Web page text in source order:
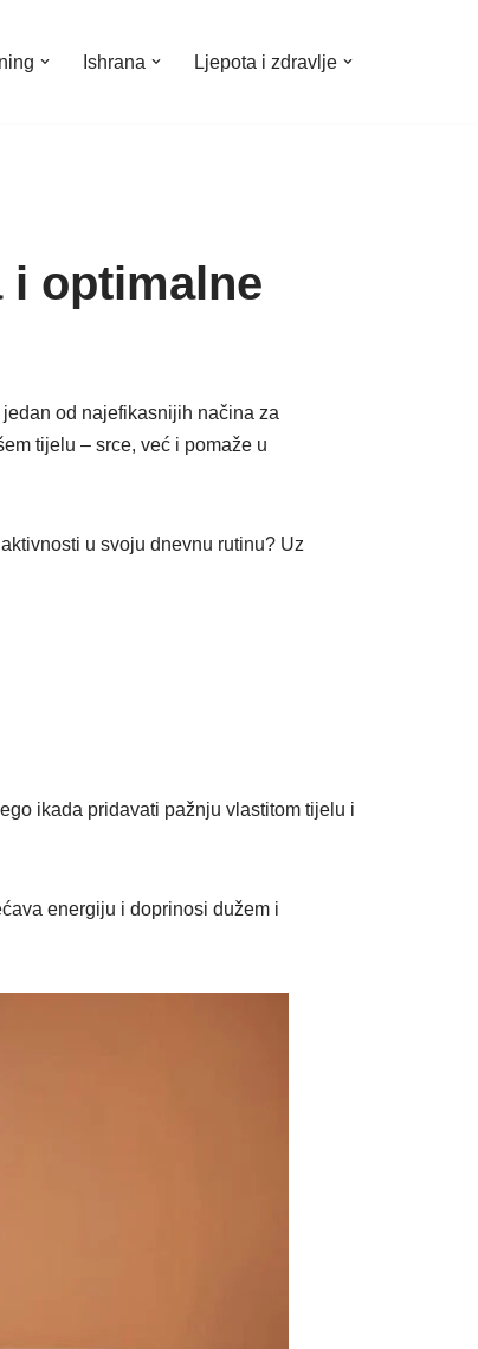
Ishrana Ljepota i zdravlje
optimalne
od najefikasnijih načina za
tijelu – srce, već i pomaže u
u svoju dnevnu rutinu? Uz
ikada pridavati pažnju vlastitom tijelu i
energiju i doprinosi dužem i